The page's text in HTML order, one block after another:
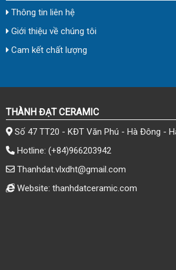
Thông tin liên hệ
Giới thiệu về chúng tôi
Cam kết chất lượng
THÀNH ĐẠT CERAMIC
Số 47 TT20 - KĐT Văn Phú - Hà Đông -
Hotline: (+84)966203942
Thanhdat.vlxdht@gmail.com
Website: thanhdatceramic.com